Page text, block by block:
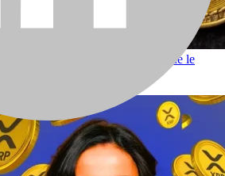
des milliards d’entrées alors que le
sommets